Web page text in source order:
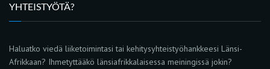
YHTEISTYÖTÄ?
Haluatko viedä liiketoimintasi tai kehitysyhteistyöhankkeesi Länsi-
Afrikkaan? Ihmetyttääkö länsiafrikkalaisessa meiningissä jokin?